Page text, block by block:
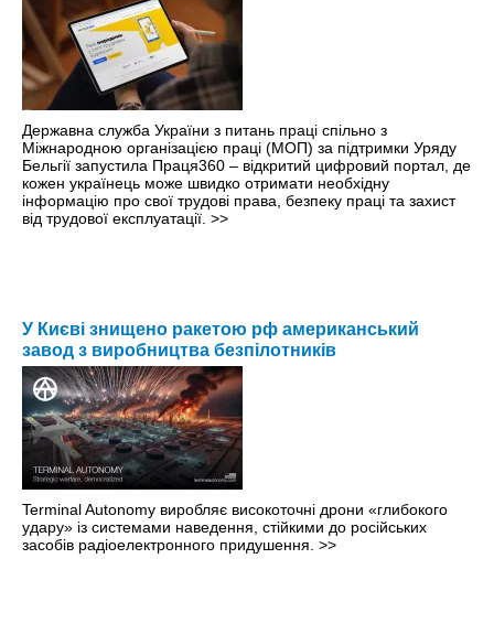
Державна служба України з питань праці спільно з
Міжнародною організацією праці (МОП) за підтримки Уряду
Бельгії запустила Праця360 – відкритий цифровий портал, де
кожен українець може швидко отримати необхідну
інформацію про свої трудові права, безпеку праці та захист
від трудової експлуатації. >>
У Києві знищено ракетою рф американський
завод з виробництва безпілотників
Terminal Autonomy виробляє високоточні дрони «глибокого
удару» із системами наведення, стійкими до російських
засобів радіоелектронного придушення. >>